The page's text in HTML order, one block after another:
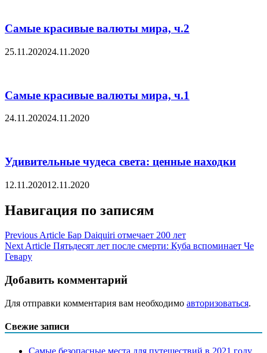
Самые красивые валюты мира, ч.2
25.11.202024.11.2020
Самые красивые валюты мира, ч.1
24.11.202024.11.2020
Удивительные чудеса света: ценные находки
12.11.202012.11.2020
Навигация по записям
Previous Article Бар Daiquiri отмечает 200 лет
Next Article Пятьдесят лет после смерти: Куба вспоминает Че
Гевару
Добавить комментарий
Для отправки комментария вам необходимо авторизоваться.
Свежие записи